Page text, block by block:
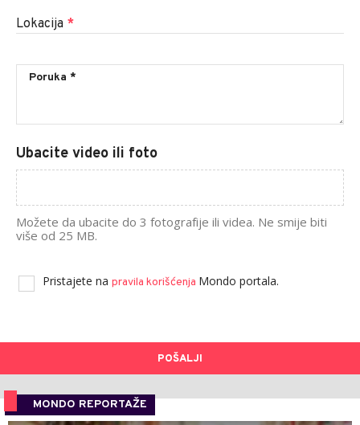
Lokacija *
Ubacite video ili foto
Možete da ubacite do 3 fotografije ili videa. Ne smije biti
više od 25 MB.
Pristajete na pravila korišćenja Mondo portala.
POŠALJI
MONDO REPORTAŽE